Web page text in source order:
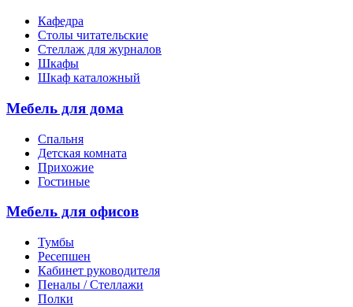
Кафедра
Столы читательские
Стеллаж для журналов
Шкафы
Шкаф каталожный
Мебель для дома
Спальня
Детская комната
Прихожие
Гостиные
Мебель для офисов
Тумбы
Ресепшен
Кабинет руководителя
Пеналы / Стеллажи
Полки